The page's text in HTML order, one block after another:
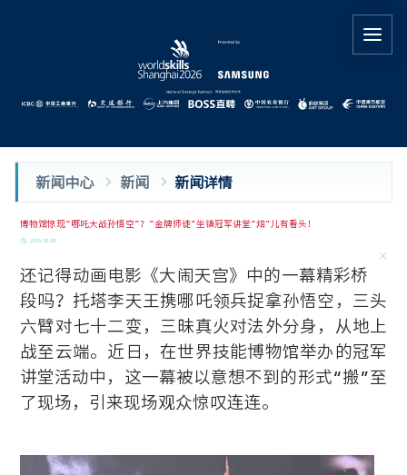
新闻中心 新闻 新闻详情
博物馆惊现“哪吒大战孙悟空”？“金牌师徒”坐镇冠军讲堂“焙”儿有看头！
2025-10-28
还记得动画电影《大闹天宫》中的一幕精彩桥
段吗？托塔李天王携哪吒领兵捉拿孙悟空，三头
六臂对七十二变，三昧真火对法外分身，从地上
战至云端。近日，在世界技能博物馆举办的冠军
讲堂活动中，这一幕被以意想不到的形式“搬”至
了现场，引来现场观众惊叹连连。